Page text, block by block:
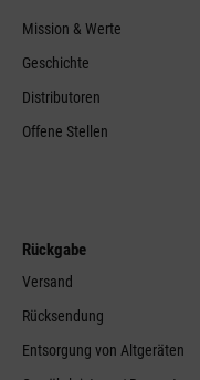
Mission & Werte
Geschichte
Distributoren
Offene Stellen
Rückgabe
Versand
Rücksendung
Entsorgung von Altgeräten